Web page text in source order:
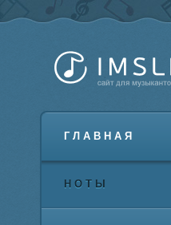
ГЛАВНАЯ
НОТЫ